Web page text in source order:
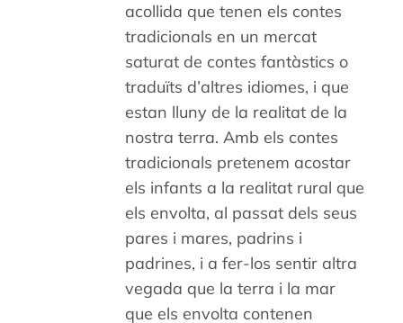
acollida que tenen els contes
tradicionals en un mercat
saturat de contes fantàstics o
traduïts d’altres idiomes, i que
estan lluny de la realitat de la
nostra terra. Amb els contes
tradicionals pretenem acostar
els infants a la realitat rural que
els envolta, al passat dels seus
pares i mares, padrins i
padrines, i a fer-los sentir altra
vegada que la terra i la mar
que els envolta contenen